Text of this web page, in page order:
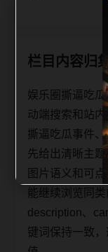
栏目内容归
娱乐圈撕逼吃
动端搜索和站
撕逼吃瓜事件
先给出清晰主
图片语义和可
能继续浏览同
description、
键词保持一致